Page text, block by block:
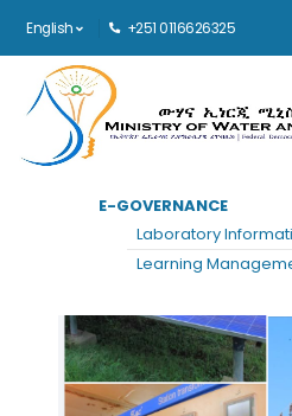
English +251 0116626325
Main navigation
E-GOVERNANCE
Laboratory
Learning